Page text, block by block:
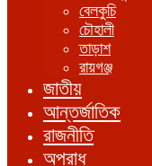
বেলকুচি
চৌহালী
তাড়াশ
রায়গঞ্জ
জাতীয়
আন্তর্জাতিক
রাজনীতি
অপরাধ